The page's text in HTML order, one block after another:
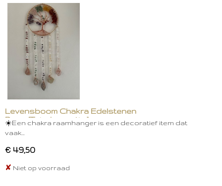
Levensboom Chakra Edelstenen
Raam/Tuindecoratie 1
☀️Een chakra raamhanger is een decoratief item dat
vaak…
€ 49,50
✘ Niet op voorraad